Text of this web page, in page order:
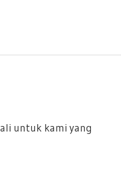
untuk kami yang